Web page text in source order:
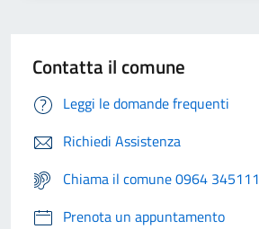
Contatta il comune
Leggi le domande frequenti
Richiedi Assistenza
Chiama il comune 0964 345111
Prenota un appuntamento